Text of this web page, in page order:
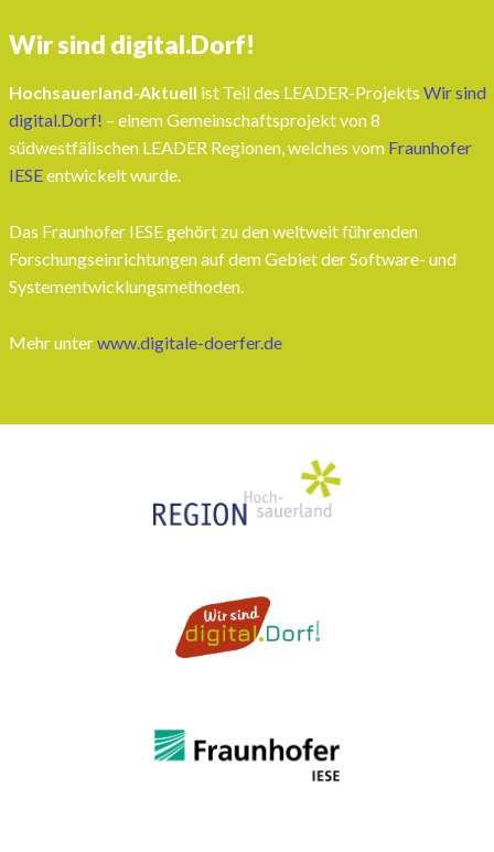
Wir sind digital.Dorf!
Hochsauerland-Aktuell ist Teil des LEADER-Projekts Wir sind
digital.Dorf! – einem Gemeinschaftsprojekt von 8
südwestfälischen LEADER Regionen, welches vom Fraunhofer
IESEentwickelt wurde.
Das Fraunhofer IESE gehört zu den weltweit führenden
Forschungseinrichtungen auf dem Gebiet der Software- und
Systementwicklungsmethoden.
Mehr unterwww.digitale-doerfer.de